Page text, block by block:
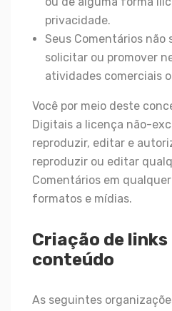
privacidade.
Seus Comentários não
solicitar ou promover
atividades comerciais
Você por meio deste
Digitais a licença não-
reproduzir, editar e
reproduzir ou editar
Comentários em
formatos e mídias.
Criação de
conteúdo
As seguintes